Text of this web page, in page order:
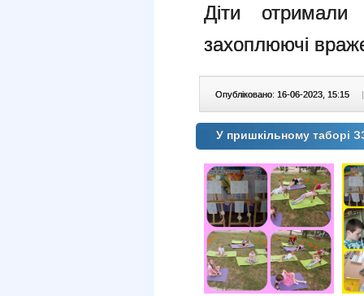
Діти отримали
захоплюючі
Опубліковано: 16-06-2023, 15:15 |
У пришкільному таборі